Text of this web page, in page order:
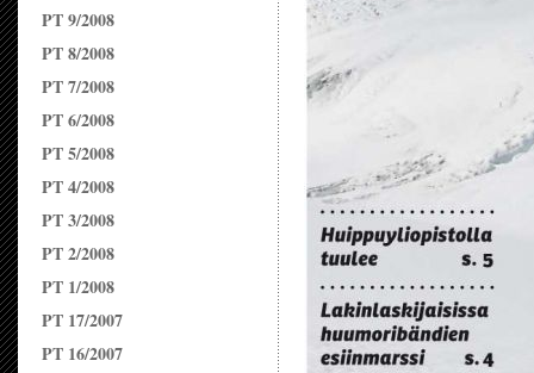
PT 9/2008
PT 8/2008
PT 7/2008
PT 6/2008
PT 5/2008
PT 4/2008
PT 3/2008
PT 2/2008
PT 1/2008
PT 17/2007
PT 16/2007